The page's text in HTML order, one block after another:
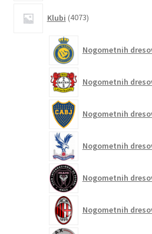
Klubi 4073izdelkov
Nogometnih
Nogometnih
Nogometnih
Nogometnih
Nogometnih
Nogometnih